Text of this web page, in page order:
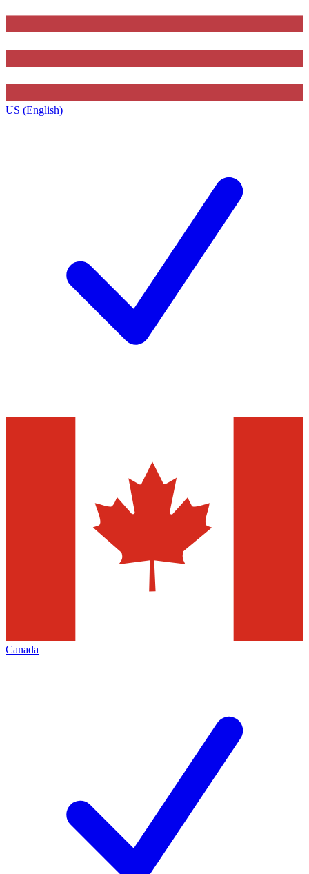
US (English)
Canada